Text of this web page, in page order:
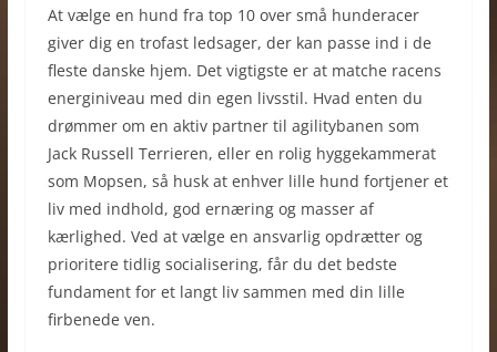
At vælge en hund fra top 10 over små hunderacer
giver dig en trofast ledsager, der kan passe ind i de
fleste danske hjem. Det vigtigste er at matche racens
energiniveau med din egen livsstil. Hvad enten du
drømmer om en aktiv partner til agilitybanen som
Jack Russell Terrieren, eller en rolig hyggekammerat
som Mopsen, så husk at enhver lille hund fortjener et
liv med indhold, god ernæring og masser af
kærlighed. Ved at vælge en ansvarlig opdrætter og
prioritere tidlig socialisering, får du det bedste
fundament for et langt liv sammen med din lille
firbenede ven.